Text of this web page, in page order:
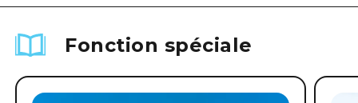
Fonction spéciale